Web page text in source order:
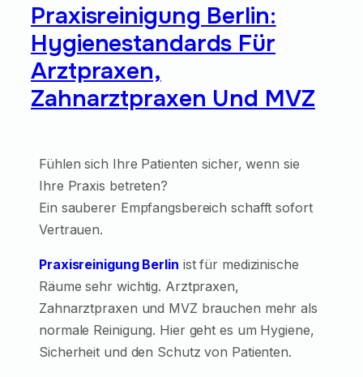
Praxisreinigung Berlin:
Hygienestandards Für
Arztpraxen,
Zahnarztpraxen Und MVZ
Fühlen sich Ihre Patienten sicher, wenn sie
Ihre Praxis betreten?
Ein sauberer Empfangsbereich schafft sofort
Vertrauen.
Praxisreinigung Berlin ist für medizinische
Räume sehr wichtig. Arztpraxen,
Zahnarztpraxen und MVZ brauchen mehr als
normale Reinigung. Hier geht es um Hygiene,
Sicherheit und den Schutz von Patienten.